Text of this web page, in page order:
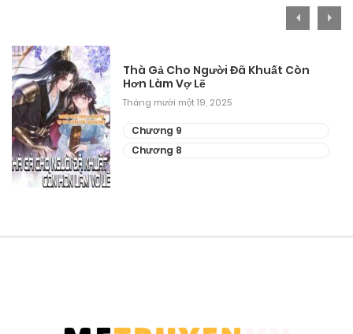
Thà Gả Cho Người Đã Khuất Còn
Hơn Làm Vợ Lẽ
Tháng mười một 19, 2025
Chương 9
Chương 8